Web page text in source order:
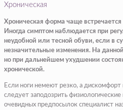
Хроническая
Хроническая форма чаще
Иногда симптом наблюдается при
неудобной или тесной обуви, если в
незначительные изменения. На
но при дальнейшем ухудшении
хронической.
Если ноги немеют резко, а дискомфорт
следует заподозрить
очевидных предпосылок специалист